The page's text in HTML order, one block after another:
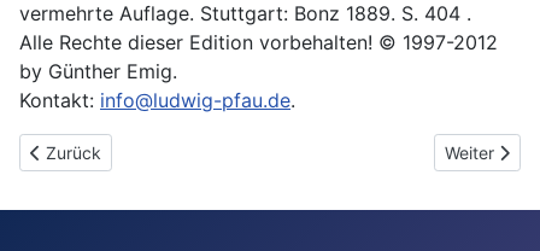
vermehrte Auflage. Stuttgart: Bonz 1889. S. 404 .
Alle Rechte dieser Edition vorbehalten! © 1997-2012
by Günther Emig.
Kontakt: info@ludwig-pfau.de.
Vorheriger Beitrag: Lenau
Zurück Nächster
Weiter